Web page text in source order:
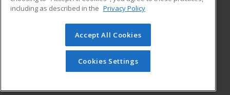
Financial Assistance
Help
© 2026 ed2go, a division of Cengage Learning. All rights
reserved. The material on this site cannot be reproduced or
redistributed unless you have obtained prior written
permission from Cengage Learning.Privacy Policy
including as described in the Privacy Policy
Accept All Cookies
Cookies Settings